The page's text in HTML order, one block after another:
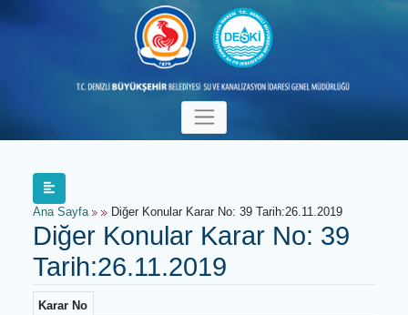
Ana Sayfa Diğer Konular Karar No: 39 Tarih:26.11.2019
Diğer Konular Karar No: 39
Tarih:26.11.2019